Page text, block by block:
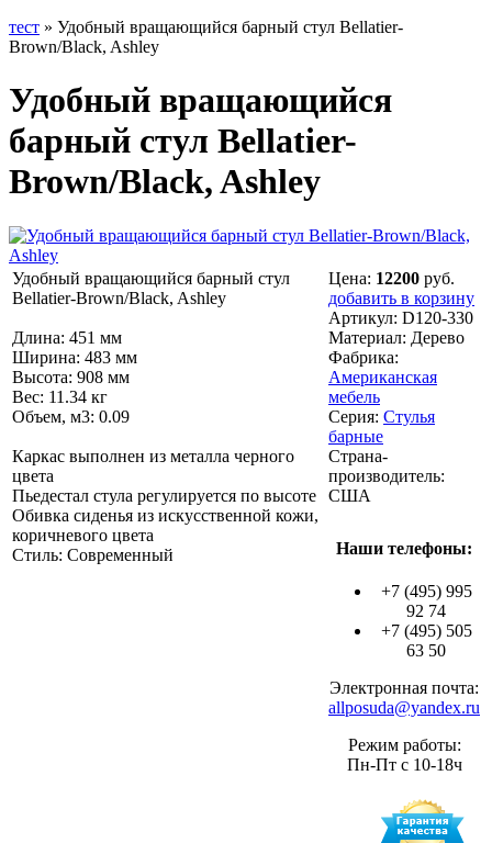
тест » Удобный вращающийся барный стул Bellatier-
Brown/Black, Ashley
Удобный вращающийся
барный стул Bellatier-
Brown/Black, Ashley
Удобный вращающийся барный стул
Bellatier-Brown/Black, Ashley
Длина: 451 мм
Ширина: 483 мм
Высота: 908 мм
Вес: 11.34 кг
Объем, м3: 0.09
Каркас выполнен из металла черного
цвета
Пьедестал стула регулируется по высоте
Обивка сиденья из искусственной кожи,
коричневого цвета
Стиль: Современный
Цена: 12200 руб.
добавить в корзину
Артикул: D120-330
Материал: Дерево
Фабрика:
Американская
мебель
Серия: Стулья
барные
Страна-
производитель:
США
Наши телефоны:
+7 (495) 995
92 74
+7 (495) 505
63 50
Электронная почта:
allposuda@yandex.ru
Режим работы:
Пн-Пт с 10-18ч